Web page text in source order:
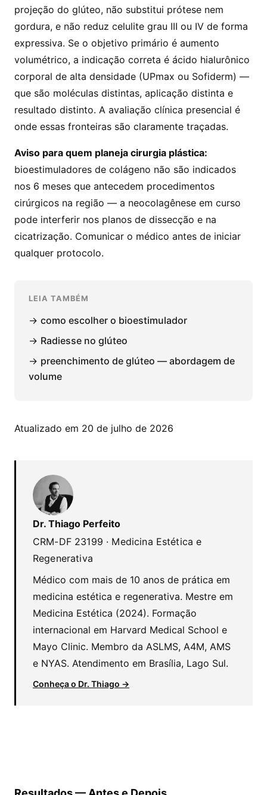
projeção do glúteo, não substitui prótese nem
gordura, e não reduz celulite grau III ou IV de forma
expressiva. Se o objetivo primário é aumento
volumétrico, a indicação correta é ácido hialurônico
corporal de alta densidade (UPmax ou Sofiderm) —
que são moléculas distintas, aplicação distinta e
resultado distinto. A avaliação clínica presencial é
onde essas fronteiras são claramente traçadas.
Aviso para quem planeja cirurgia plástica:
bioestimuladores de colágeno não são indicados
nos 6 meses que antecedem procedimentos
cirúrgicos na região — a neocolagênese em curso
pode interferir nos planos de dissecção e na
cicatrização. Comunicar o médico antes de iniciar
qualquer protocolo.
LEIA TAMBÉM
→ como escolher o bioestimulador
→ Radiesse no glúteo
→ preenchimento de glúteo — abordagem de
volume
Atualizado em 20 de julho de 2026
Dr. Thiago Perfeito
CRM-DF 23199 · Medicina Estética e
Regenerativa
Médico com mais de 10 anos de prática em
medicina estética e regenerativa. Mestre em
Medicina Estética (2024). Formação
internacional em Harvard Medical School e
Mayo Clinic. Membro da ASLMS, A4M, AMS
e NYAS. Atendimento em Brasília, Lago Sul.
Conheça o Dr. Thiago →